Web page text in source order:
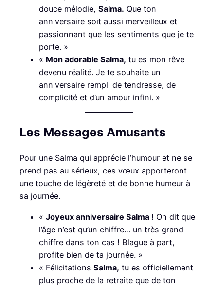
douce mélodie, Salma. Que ton
anniversaire soit aussi merveilleux et
passionnant que les sentiments que je te
porte. »
« Mon adorable Salma, tu es mon rêve
devenu réalité. Je te souhaite un
anniversaire rempli de tendresse, de
complicité et d’un amour infini. »
Les Messages Amusants
Pour une Salma qui apprécie l’humour et ne se
prend pas au sérieux, ces vœux apporteront
une touche de légèreté et de bonne humeur à
sa journée.
« Joyeux anniversaire Salma ! On dit que
l’âge n’est qu’un chiffre… un très grand
chiffre dans ton cas ! Blague à part,
profite bien de ta journée. »
« Félicitations Salma, tu es officiellement
plus proche de la retraite que de ton